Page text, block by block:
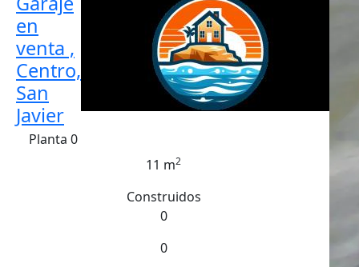
en
venta ,
Centro,
San
Javier
Planta 0
11 m2
Construidos
0
0